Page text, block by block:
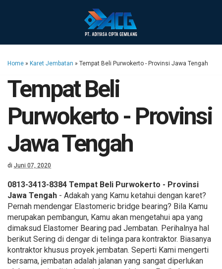
Home » Karet Jembatan » Tempat Beli Purwokerto - Provinsi Jawa Tengah
Tempat Beli
Purwokerto - Provinsi
Jawa Tengah
di Juni 07, 2020
0813-3413-8384 Tempat Beli Purwokerto - Provinsi
Jawa Tengah - Adakah yang Kamu ketahui dengan karet?
Pernah mendengar Elastomeric bridge bearing? Bila Kamu
merupakan pembangun, Kamu akan mengetahui apa yang
dimaksud Elastomer Bearing pad Jembatan. Perihalnya hal
berikut Sering di dengar di telinga para kontraktor. Biasanya
kontraktor khusus proyek jembatan. Seperti Kami mengerti
bersama, jembatan adalah jalanan yang sangat diperlukan